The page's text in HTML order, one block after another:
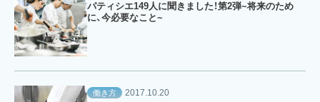
パティシエ149人に聞きました！第2弾~将来のため
に、今必要なこと~
働き方 2017.10.20